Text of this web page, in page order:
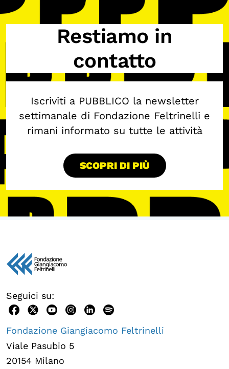
Restiamo in
contatto
Iscriviti a PUBBLICO la newsletter
settimanale di Fondazione Feltrinelli e
rimani informato su tutte le attività
SCOPRI DI PIÙ
Seguici su:
Fondazione Giangiacomo Feltrinelli
Viale Pasubio 5
20154 Milano